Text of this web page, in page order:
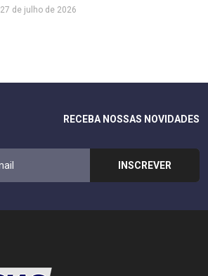
27 de julho de 2026
RECEBA NOSSAS NOVIDADES